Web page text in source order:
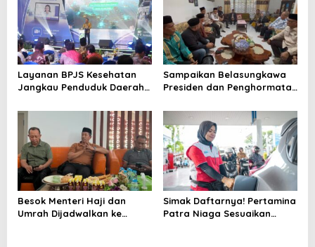
Layanan BPJS Kesehatan
Jangkau Penduduk Daerah
Sampaikan Belasungkawa
Presiden dan Penghormatan
Irfan Yusuf Kunjungi
Keluarga Dokter Haji Asal
Baubau yang Wafat di
Mekah
Besok Menteri Haji dan
Umrah Dijadwalkan ke
Simak Daftarnya! Pertamina
Patra Niaga Sesuaikan